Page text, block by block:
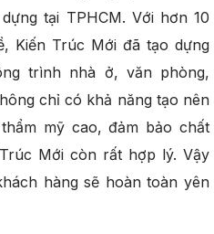
tại TPHCM. Với hơn 10
Kiến Trúc Mới đã tạo dựng
trình nhà ở, văn phòng,
chỉ có khả năng tạo nên
mỹ cao, đảm bảo chất
Mới còn rất hợp lý. Vậy
hàng sẽ hoàn toàn yên